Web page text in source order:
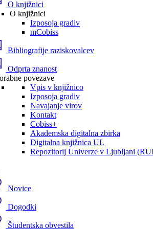
O knjižnici
O knjižnici
Izposoja gradiv
mCobiss
Bibliografije raziskovalcev
Odprta znanost
povezave
Vpis v knjižnico
Izposoja gradiv
Navajanje virov
Kontakt
Cobiss+
Akademska digitalna zbirka
Digitalna knjižnica UL
Repozitorij Univerze v Ljubljani
Novice
Dogodki
Študentska obvestila